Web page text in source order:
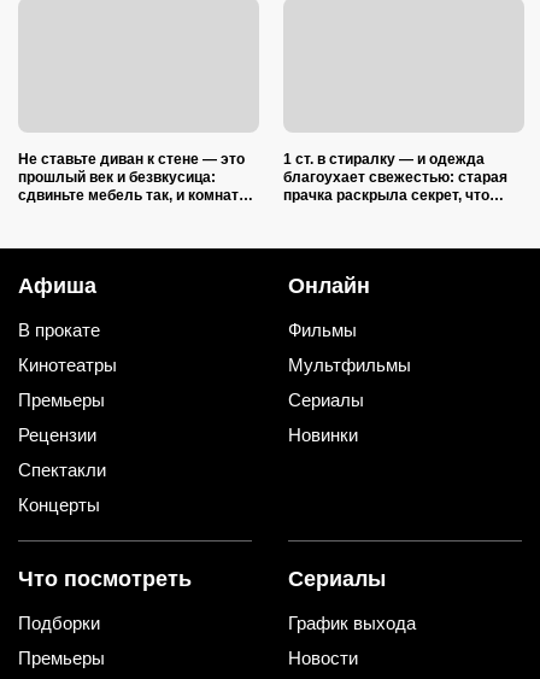
Не ставьте диван к стене — это
прошлый век и безвкусица:
сдвиньте мебель так, и комната
1 ст. в стиралку — и одежда
благоухает свежестью: старая
прачка раскрыла секрет, что
Афиша
В прокате
Кинотеатры
Премьеры
Рецензии
Спектакли
Концерты
Онлайн
Фильмы
Мультфильмы
Сериалы
Новинки
Что посмотреть
Подборки
Премьеры
Сериалы
График выхода
Новости